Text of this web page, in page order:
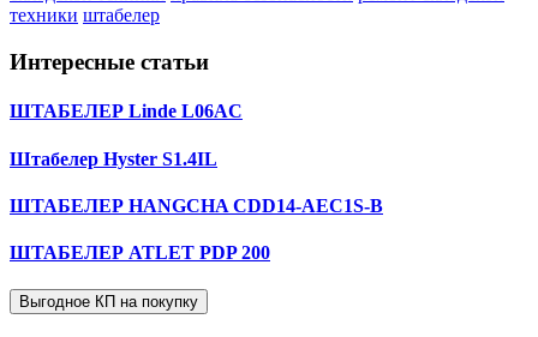
техники штабелер
Интересные статьи
ШТАБЕЛЕР Linde L06AC
Штабелер Hyster S1.4IL
ШТАБЕЛЕР HANGCHA CDD14-AEC1S-B
ШТАБЕЛЕР ATLET PDP 200
Выгодное КП на покупку